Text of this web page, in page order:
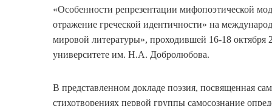
«Особенности репрезентации мифопоэтической
отражение греческой идентичности» на
мировой литературы», проходившей 16-18 октября
университете им. Н.А. Добролюбова.
В представленном докладе поэзия, посвященная
стихотворениях первой группы самосознание